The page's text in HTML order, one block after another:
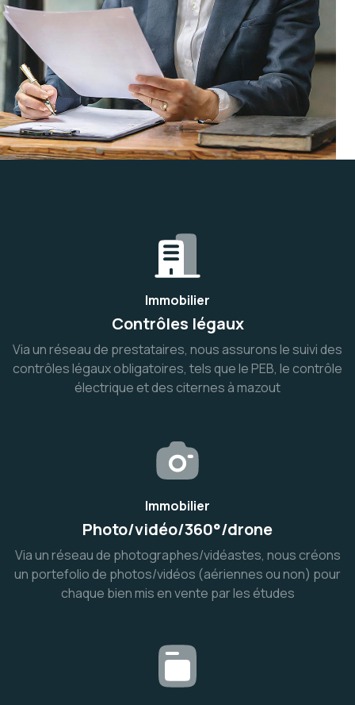
Immobilier
Contrôles légaux
Via un réseau de prestataires, nous assurons le suivi des
contrôles légaux obligatoires, tels que le PEB, le contrôle
électrique et des citernes à mazout
Immobilier
Photo/vidéo/360°/drone
Via un réseau de photographes/vidéastes, nous créons
un portefolio de photos/vidéos (aériennes ou non) pour
chaque bien mis en vente par les études